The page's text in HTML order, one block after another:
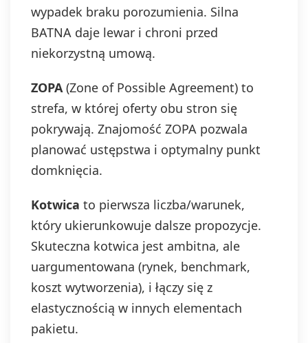
wypadek braku porozumienia. Silna
BATNA daje lewar i chroni przed
niekorzystną umową.
ZOPA(Zone of Possible Agreement) to
strefa, w której oferty obu stron się
pokrywają. Znajomość ZOPA pozwala
planować ustępstwa i optymalny punkt
domknięcia.
Kotwica to pierwsza liczba/warunek,
który ukierunkowuje dalsze propozycje.
Skuteczna kotwica jest ambitna, ale
uargumentowana (rynek, benchmark,
koszt wytworzenia), i łączy się z
elastycznością w innych elementach
pakietu.